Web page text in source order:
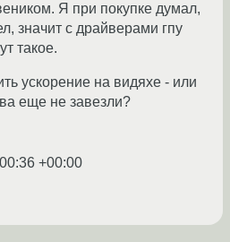
Я при покупке думал,
значит с драйверами гпу
такое.
ускорение на видяхе - или
еще не завезли?
+00:00